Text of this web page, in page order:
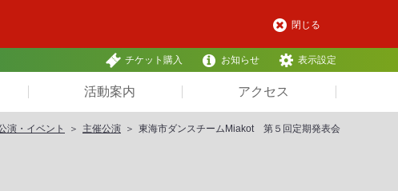
閉じる
チケット購入 お知らせ 表示設定
活動案内 アクセス
演・イベント 主催公演 東海市ダンスチームMiakot 第５回定期発表会